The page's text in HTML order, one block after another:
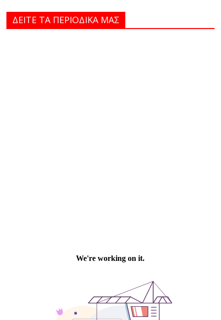
ΔΕΙΤΕ ΤΑ ΠΕΡΙΟΔΙΚΑ MAΣ